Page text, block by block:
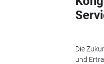
Die
und